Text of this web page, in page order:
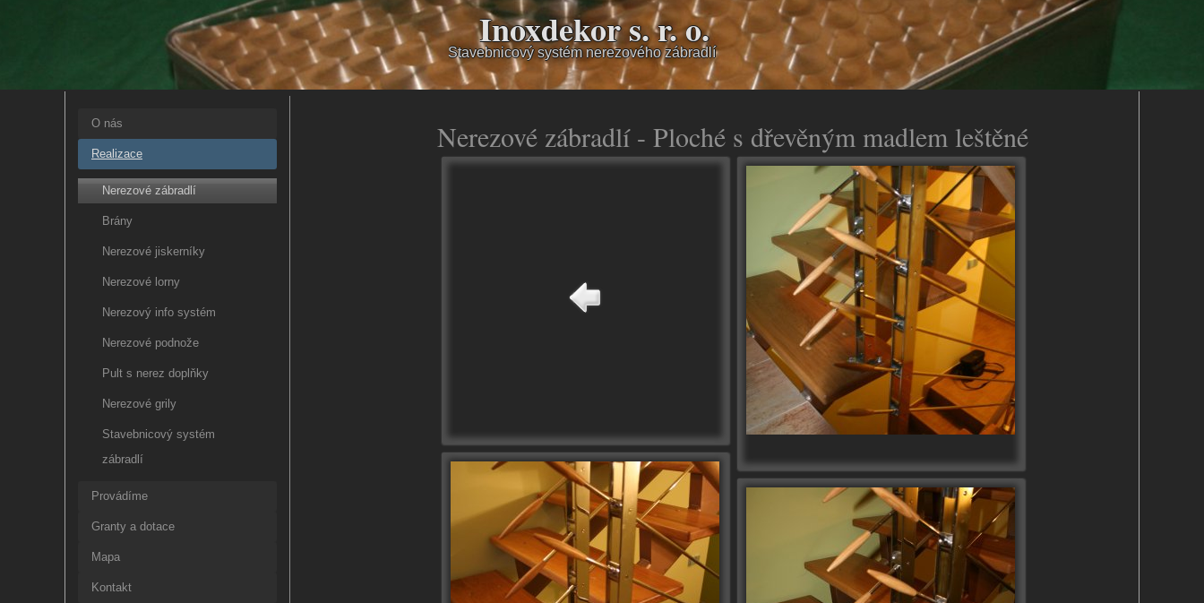
Inoxdekor s. r. o.
Stavebnicový systém nerezového zábradlí
O nás
Realizace
Nerezové zábradlí
Brány
Nerezové jiskerníky
Nerezové lorny
Nerezový info systém
Nerezové podnože
Pult s nerez doplňky
Nerezové grily
Stavebnicový systém
zábradlí
Provádíme
Granty a dotace
Mapa
Kontakt
Nerezové zábradlí - Ploché s dřevěným madlem leštěné